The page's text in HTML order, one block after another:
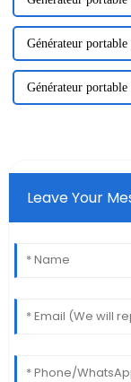
Générateur portable
Générateur portable
Leave Your